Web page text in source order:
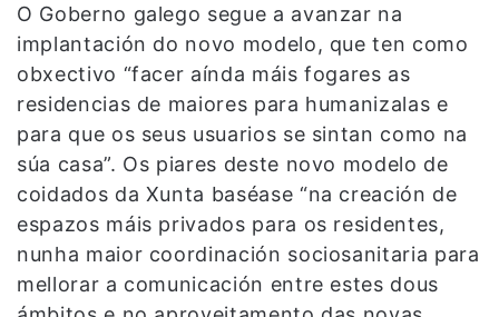
O Goberno galego segue a avanzar na
implantación do novo modelo, que ten como
obxectivo “facer aínda máis fogares as
residencias de maiores para humanizalas e
para que os seus usuarios se sintan como na
súa casa”. Os piares deste novo modelo de
coidados da Xunta baséase “na creación de
espazos máis privados para os residentes,
nunha maior coordinación sociosanitaria para
mellorar a comunicación entre estes dous